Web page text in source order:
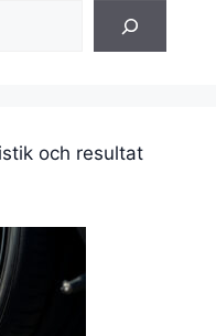
och resultat